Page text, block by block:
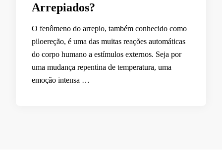
Arrepiados?
O fenômeno do arrepio, também conhecido como
piloereção, é uma das muitas reações automáticas
do corpo humano a estímulos externos. Seja por
uma mudança repentina de temperatura, uma
emoção intensa …